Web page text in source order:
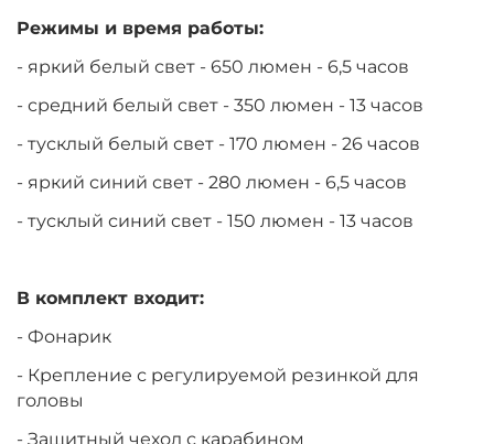
Режимы и время работы:
- яркий белый свет - 650 люмен - 6,5 часов
- средний белый свет - 350 люмен - 13 часов
- тусклый белый свет - 170 люмен - 26 часов
- яркий синий свет - 280 люмен - 6,5 часов
- тусклый синий свет - 150 люмен - 13 часов
В комплект входит:
- Фонарик
- Крепление с регулируемой резинкой для
головы
- Защитный чехол с карабином